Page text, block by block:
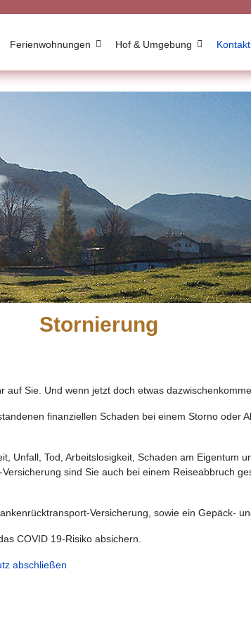
Ferienwohnungen Hof & Umgebung
Stornierung
Sie. Und wenn jetzt doch etwas
finanziellen Schaden bei einem Storno oder
Unfall, Tod, Arbeitslosigkeit, Schaden am Eigentum
sind Sie auch bei einem Reiseabbruch
Versicherung, sowie ein Gepäck-
COVID 19-Risiko absichern.
abschließen